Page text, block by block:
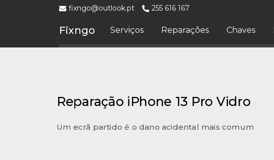
fixngo@outlook.pt 255 616 167
Fixngo Serviços Reparações Chaves
Reparação iPhone 13 Pro Vidro
Um ecrã partido é o dano acidental mais comum